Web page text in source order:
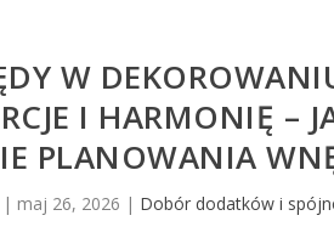
W
I HARMONIĘ –
PLANOWANIA
| maj 26, 2026 | Dobór dodatków i